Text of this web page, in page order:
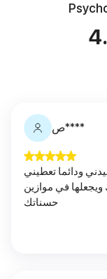
ص****
ودائما تعطيني
في موازين
حسناتك